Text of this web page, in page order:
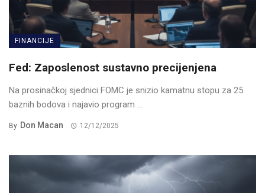
FINANCIJE
Fed: Zaposlenost sustavno precijenjena
Na prosinačkoj sjednici FOMC je snizio kamatnu stopu za 25
baznih bodova i najavio program ...
By Don Macan 12/12/2025